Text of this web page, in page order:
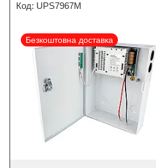
UPS7967M
Безкоштовна доставка